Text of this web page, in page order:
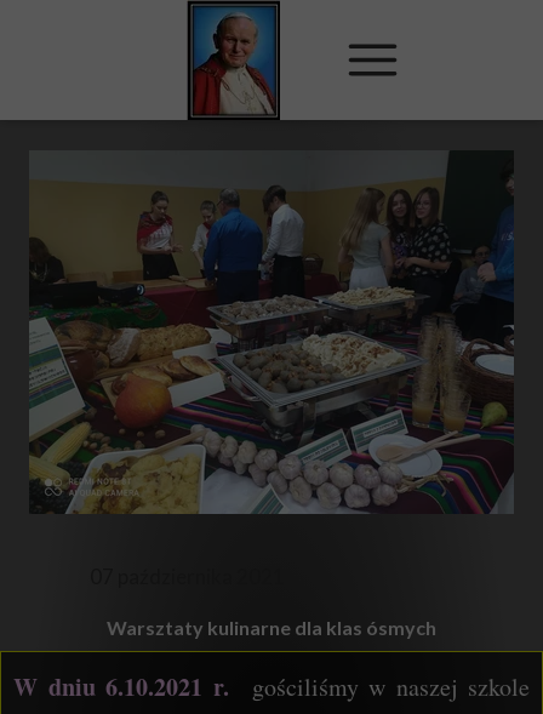
Warsztaty kulinarne dla klas ósmych
W dniu 6.10.2021 r.
gościliśmy w naszej szkole